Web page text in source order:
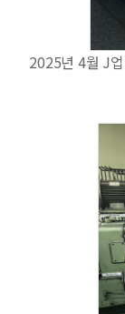
2025년 4월 J